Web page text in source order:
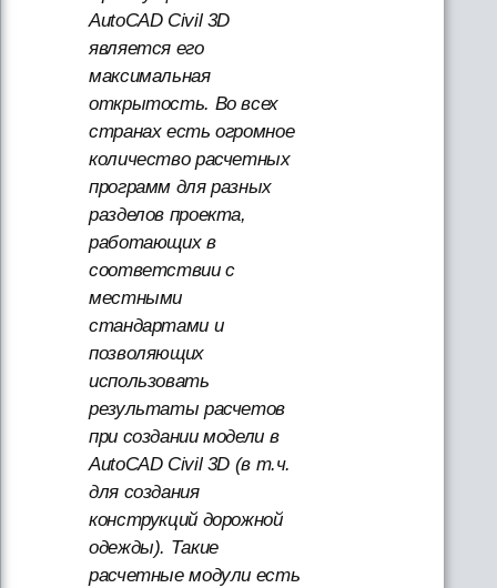
AutoCAD Civil 3D
является его
максимальная
открытость. Во всех
странах есть огромное
количество расчетных
программ для разных
разделов проекта,
работающих в
соответствии с
местными
стандартами и
позволяющих
использовать
результаты расчетов
при создании модели в
AutoCAD Civil 3D (в т.ч.
для создания
конструкций дорожной
одежды). Такие
расчетные модули есть